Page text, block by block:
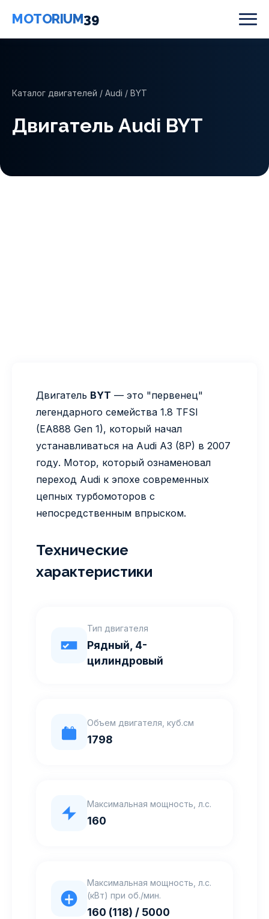
MOTORIUM39
Каталог двигателей / Audi / BYT
Двигатель Audi BYT
Двигатель BYT — это "первенец"
легендарного семейства 1.8 TFSI
(EA888 Gen 1), который начал
устанавливаться на Audi A3 (8P) в 2007
году. Мотор, который ознаменовал
переход Audi к эпохе современных
цепных турбомоторов с
непосредственным впрыском.
Технические
характеристики
Тип двигателя
Рядный, 4-
цилиндровый
Объем двигателя, куб.см
1798
Максимальная мощность, л.с.
160
Максимальная мощность, л.с.
(кВт) при об./мин.
160 (118) / 5000